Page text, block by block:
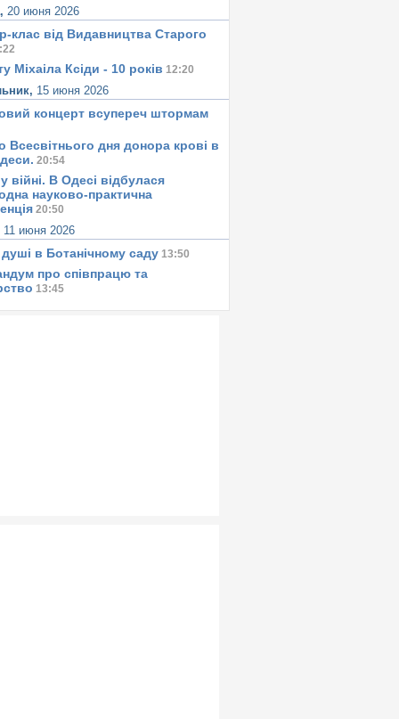
20 июня 2026
клас від Видавництва Старого
Міхаіла Ксіди - 10 років 12:20
15 июня 2026
концерт всупереч штормам
Всесвітнього дня донора крові в
20:54
у вiйнi. В Одесi вiдбулася
науково-практична
20:50
11 июня 2026
душi в Ботанiчному саду 13:50
про співпрацю та
13:45